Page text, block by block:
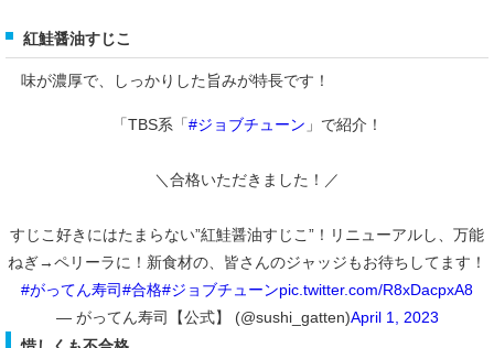
紅鮭醤油すじこ
味が濃厚で、しっかりした旨みが特長です！
「TBS系「#ジョブチューン 」で紹介！
＼合格いただきました！／
すじこ好きにはたまらない”紅鮭醤油すじこ”！リニューアルし、万能
ねぎ→ペリーラに！新食材の、皆さんのジャッジもお待ちしてます！
#がってん寿司#合格#ジョブチューンpic.twitter.com/R8xDacpxA8
— がってん寿司【公式】 (@sushi_gatten)April 1, 2023